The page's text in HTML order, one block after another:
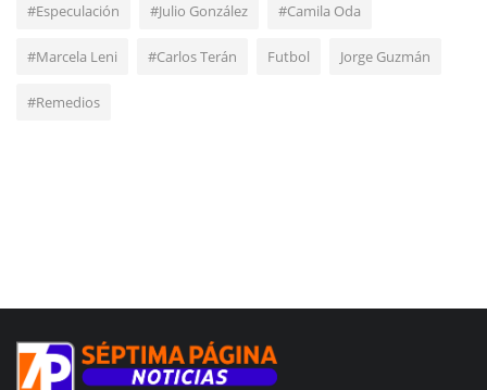
#Especulación #Julio González #Camila Oda
#Marcela Leni #Carlos Terán Futbol Jorge Guzmán
#Remedios